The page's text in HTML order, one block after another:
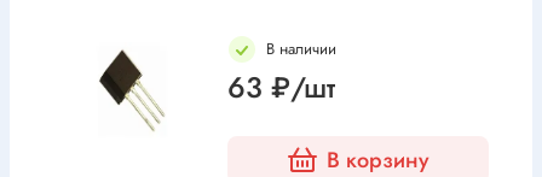
В наличии
63 ₽/шт
В корзину